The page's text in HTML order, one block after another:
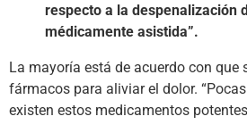
respecto a la despenalización
médicamente asistida”.
La mayoría está de acuerdo con que
fármacos para aliviar el dolor.
existen estos medicamentos